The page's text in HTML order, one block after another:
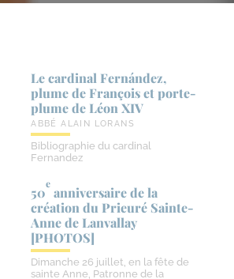
Le cardinal Fernández,
plume de François et porte-​
plume de Léon XIV
ABBÉ ALAIN LORANS
Bibliographie du cardinal
Fernandez
50
e
anniversaire de la
création du Prieuré Sainte-​
Anne de Lanvallay
[PHOTOS]
Dimanche 26 juillet, en la fête de
sainte Anne, Patronne de la